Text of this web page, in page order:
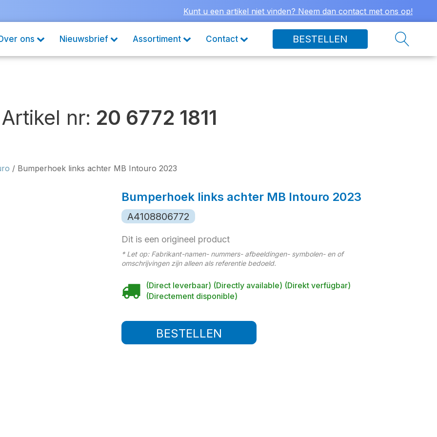
Kunt u een artikel niet vinden? Neem dan contact met ons op!
ons Nieuwsbrief Assortiment Contact BESTELLEN
Artikel nr: 20 6772 1811
/ Bumperhoek links achter MB Intouro 2023
Bumperhoek links achter MB Intouro 2023
A4108806772
Dit is een origineel product
* Let op: Fabrikant-namen- nummers- afbeeldingen- symbolen- en of
omschrijvingen zijn alleen als referentie bedoeld.
(Direct leverbaar) (Directly available) (Direkt verfügbar)
(Directement disponible)
BESTELLEN